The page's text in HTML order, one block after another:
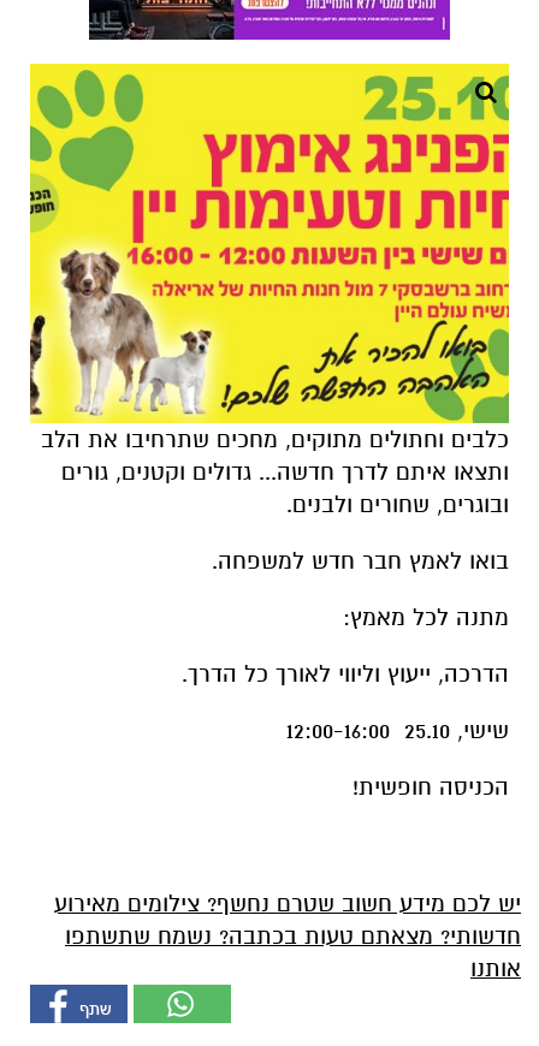
כלבים וחתולים מתוקים, מחכים שתרחיבו את הלב
ותצאו איתם לדרך חדשה... גדולים וקטנים, גורים
ובוגרים, שחורים ולבנים.
בואו לאמץ חבר חדש למשפחה.
מתנה לכל מאמץ:
הדרכה, ייעוץ וליווי לאורך כל הדרך.
שישי, 25.10 12:00-16:00
הכניסה חופשית!
יש לכם מידע חשוב שטרם נחשף? צילומים מאירוע
חדשותי? מצאתם טעות בכתבה? נשמח שתשתפו
אותנו